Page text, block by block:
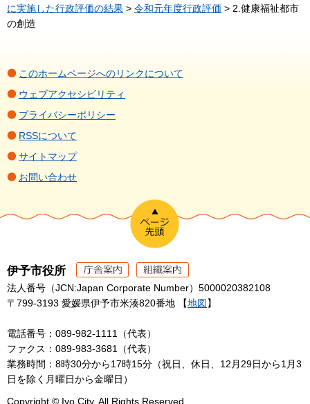
に実施した行政評価の結果 > 令和元年度行政評価 > 2.健康福祉都市
の創造
このホームページへのリンクについて
ウェブアクセシビリティ
プライバシーポリシー
RSSについて
サイトマップ
お問い合わせ
伊予市役所
法人番号（JCN:Japan Corporate Number）5000020382108
〒799-3193 愛媛県伊予市米湊820番地 【地図 】
電話番号：089-982-1111（代表）
ファクス：089-983-3681（代表）
業務時間：8時30分から17時15分（祝日、休日、12月29日から1月3
日を除く月曜日から金曜日）
Copyright © Iyo City. All Rights Reserved.